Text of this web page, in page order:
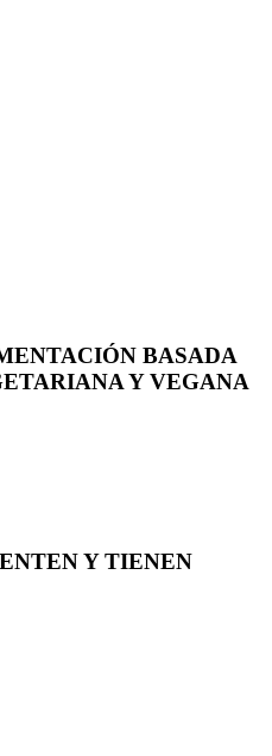
BASADA
Y VEGANA
Y TIENEN